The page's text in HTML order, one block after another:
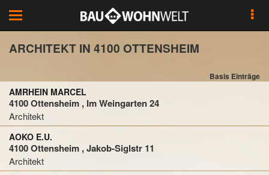
Toggle
navigation
ARCHITEKT IN 4100 OTTENSHEIM
Basis Einträge
AMRHEIN MARCEL
4100 Ottensheim , Im Weingarten 24
Architekt
AOKO E.U.
4100 Ottensheim , Jakob-Siglstr 11
Architekt